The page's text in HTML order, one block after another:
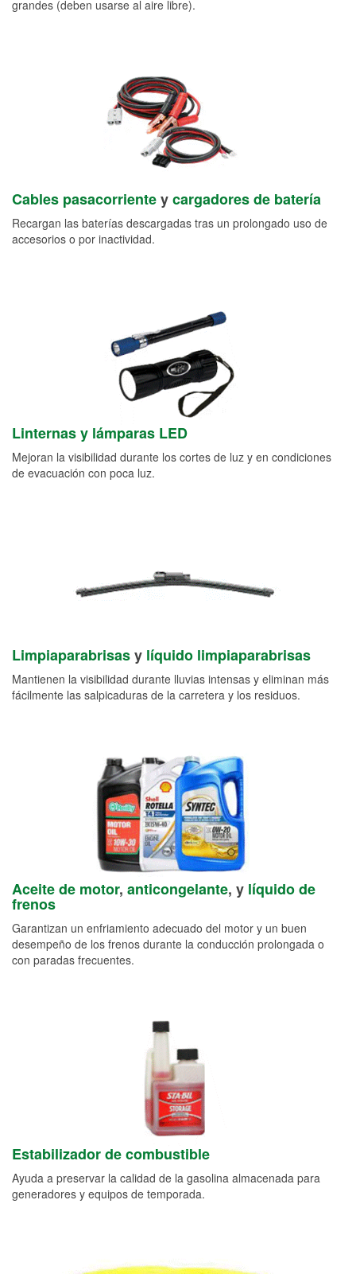
grandes (deben usarse al aire libre).
Cables pasacorrienteycargadores de batería
Recargan las baterías descargadas tras un prolongado uso de
accesorios o por inactividad.
Linternas y lámparas LED
Mejoran la visibilidad durante los cortes de luz y en condiciones
de evacuación con poca luz.
Limpiaparabrisasy líquido limpiaparabrisas
Mantienen la visibilidad durante lluvias intensas y eliminan más
fácilmente las salpicaduras de la carretera y los residuos.
Aceite de motor, anticongelante, y líquido de
frenos
Garantizan un enfriamiento adecuado del motor y un buen
desempeño de los frenos durante la conducción prolongada o
con paradas frecuentes.
Estabilizador de combustible
Ayuda a preservar la calidad de la gasolina almacenada para
generadores y equipos de temporada.